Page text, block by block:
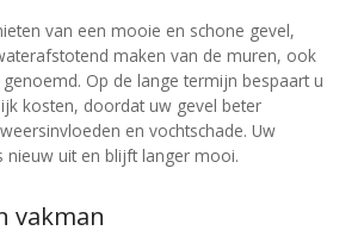
van een mooie en schone gevel,
maken van de muren, ook
Op de lange termijn bespaart u
kosten, doordat uw gevel beter
en vochtschade. Uw
nieuw uit en blijft langer mooi.
vakman